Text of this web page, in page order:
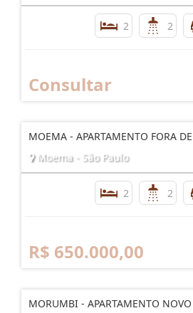
2 2
Consultar
MOEMA - APARTAMENTO FORA
Moema - São Paulo
2 2
R$ 650.000,00
MORUMBI - APARTAMENTO